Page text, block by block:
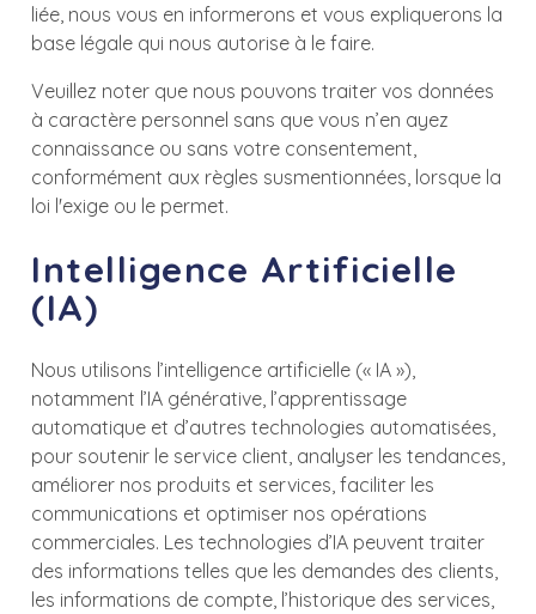
liée, nous vous en informerons et vous expliquerons la
base légale qui nous autorise à le faire.
Veuillez noter que nous pouvons traiter vos données
à caractère personnel sans que vous n’en ayez
connaissance ou sans votre consentement,
conformément aux règles susmentionnées, lorsque la
loi l'exige ou le permet.
Intelligence Artificielle
(IA)
Nous utilisons l’intelligence artificielle (« IA »),
notamment l’IA générative, l’apprentissage
automatique et d’autres technologies automatisées,
pour soutenir le service client, analyser les tendances,
améliorer nos produits et services, faciliter les
communications et optimiser nos opérations
commerciales. Les technologies d’IA peuvent traiter
des informations telles que les demandes des clients,
les informations de compte, l’historique des services,